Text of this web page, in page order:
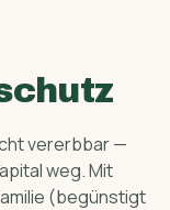
vererbbar —
weg. Mit
(begünstigt